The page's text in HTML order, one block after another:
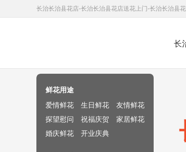
长治长治县花店-长治长治县花店送花上门-长治长治县
长
鲜花用途
爱情鲜花
生日鲜花
友情鲜花
探望慰问
祝福庆贺
家居鲜花
婚庆鲜花
开业庆典